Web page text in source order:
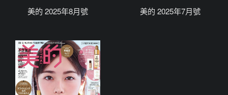
美的 2025年8月號 美的 2025年7月號